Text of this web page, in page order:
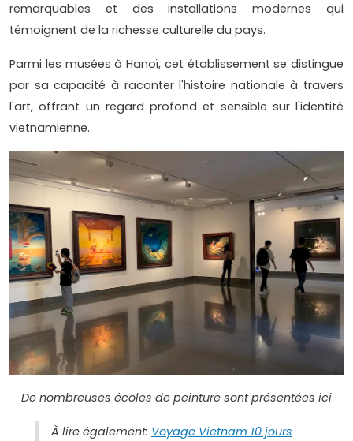
remarquables et des installations modernes qui
témoignent de la richesse culturelle du pays.
Parmi les musées à Hanoï, cet établissement se distingue
par sa capacité à raconter l'histoire nationale à travers
l'art, offrant un regard profond et sensible sur l'identité
vietnamienne.
De nombreuses écoles de peinture sont présentées ici
À lire également: Voyage Vietnam 10 jours